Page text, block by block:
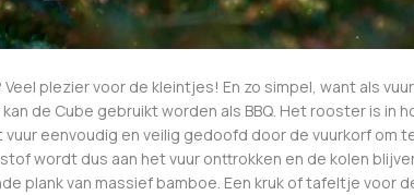
plezier voor de kleintjes! En zo simpel, want als
de Cube gebruikt worden als BBQ. Het rooster is
eenvoudig en veilig gedoofd door de vuurkorf om
wordt dus aan het vuur onttrokken en de kolen
plank van massief bamboe. Een kruk of tafeltje voor